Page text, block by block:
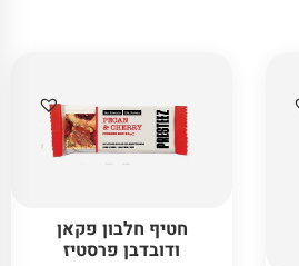
חטיף חלבון פקאן
ודובדבן פרסטיז